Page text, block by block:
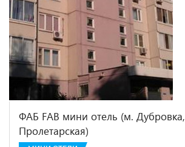
ФАБ FAB мини отель (м. Дубровка,
Пролетарская)